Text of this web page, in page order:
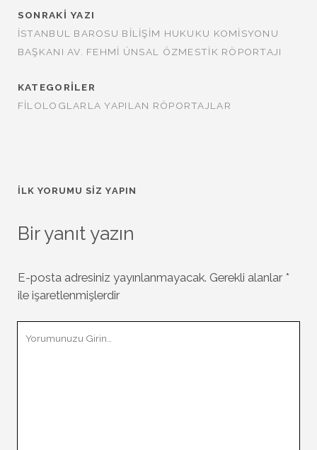
SONRAKI YAZI
İSTANBUL BAROSU BILIŞIM HUKUKU KOMISYONU
BAŞKANI AV. FEHMI ÜNSAL ÖZMESTIK RÖPORTAJI
KATEGORILER
FILOLOGLARLA YAPILAN RÖPORTAJLAR
İLK YORUMU SIZ YAPIN
Bir yanıt yazın
E-posta adresiniz yayınlanmayacak. Gerekli alanlar *
ile işaretlenmişlerdir